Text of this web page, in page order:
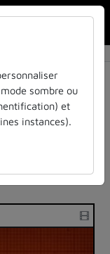
sombre ou
et
instances).